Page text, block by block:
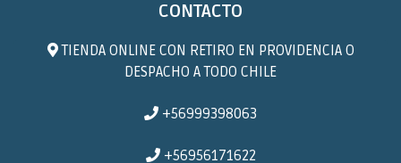
CONTACTO
TIENDA ONLINE CON RETIRO EN PROVIDENCIA O
DESPACHO A TODO CHILE
+56999398063
+56956171622